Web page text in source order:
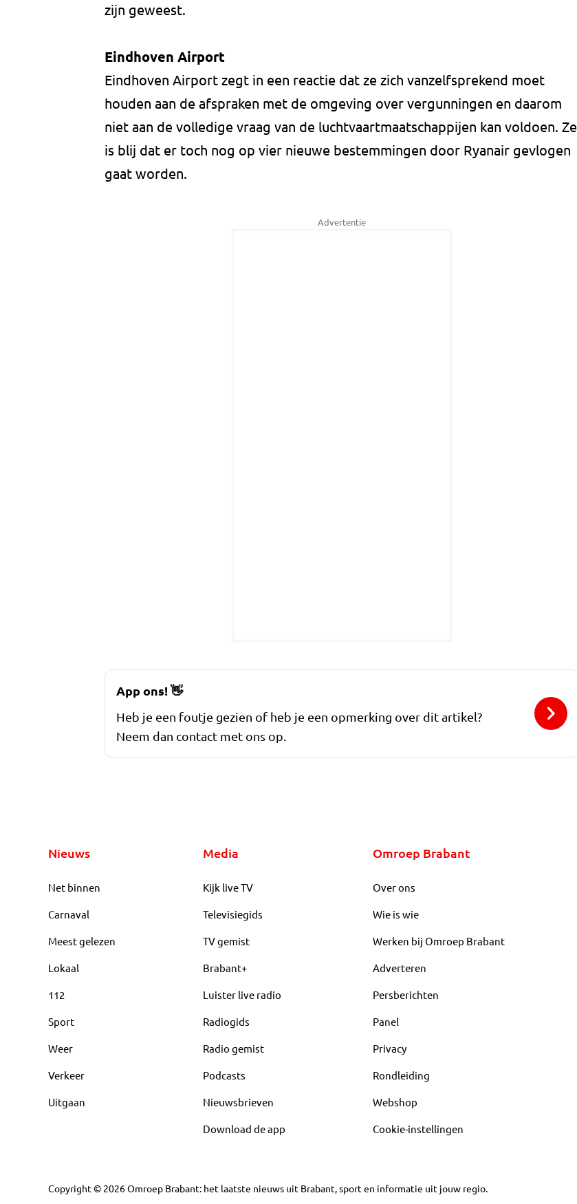
zijn geweest.
Eindhoven Airport
Eindhoven Airport zegt in een reactie dat ze zich vanzelfsprekend moet
houden aan de afspraken met de omgeving over vergunningen en daarom
niet aan de volledige vraag van de luchtvaartmaatschappijen kan voldoen. Ze
is blij dat er toch nog op vier nieuwe bestemmingen door Ryanair gevlogen
gaat worden.
Advertentie
App ons!👋
Heb je een foutje gezien of heb je een opmerking over dit artikel?
Neem dan contact met ons op.
Nieuws
Net binnen
Carnaval
Meest gelezen
Lokaal
112
Sport
Weer
Verkeer
Uitgaan
Media
Kijk live TV
Televisiegids
TV gemist
Brabant+
Luister live radio
Radiogids
Radio gemist
Podcasts
Nieuwsbrieven
Download de app
Omroep Brabant
Over ons
Wie is wie
Werken bij Omroep Brabant
Adverteren
Persberichten
Panel
Privacy
Rondleiding
Webshop
Cookie-instellingen
Copyright © 2026Omroep Brabant: het laatste nieuws uit Brabant, sport en informatie uit jouw regio.